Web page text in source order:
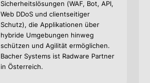
Sicherheitslösungen (WAF, Bot, API,
Web DDoS und clientseitiger
Schutz), die Applikationen über
hybride Umgebungen hinweg
schützen und Agilität ermöglichen.
Bacher Systems ist Radware Partner
in Österreich.